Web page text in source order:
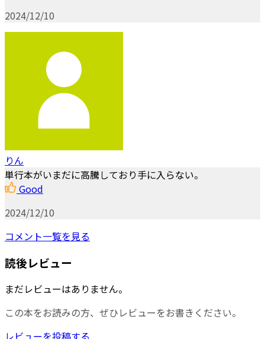
2024/12/10
りん
単行本がいまだに高騰しており手に入らない。
Good
2024/12/10
コメント一覧を見る
読後レビュー
まだレビューはありません。
この本をお読みの方、ぜひレビューをお書きください。
レビューを投稿する